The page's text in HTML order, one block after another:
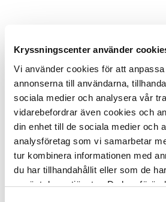
Kryssningscenter använder
Vi använder cookies för att
annonserna till användarna,
sociala medier och analysera vår
vidarebefordrar även cookies och
din enhet till de sociala medier och
analysföretag som vi samarbetar
tur kombinera informationen med
du har tillhandahållit eller som de
använt deras tjänster. Du kan
Rumsservice
Middag på den egna
Beställ ljuvliga rätter från
meny till din svit. Rumsservice
runt. Rumsservice kan också
fartygets lounger, där det finns
Seishin (endast på